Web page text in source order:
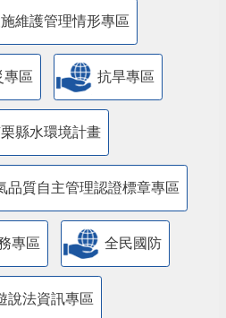
維護管理情形專區
專區 抗旱專區
縣水環境計畫
品質自主管理認證標章專區
專區 全民國防
說法資訊專區